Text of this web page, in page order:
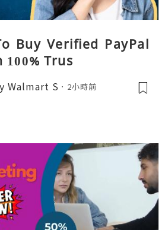
Buy Verified PayPal
Trus
Walmart S 2小時前